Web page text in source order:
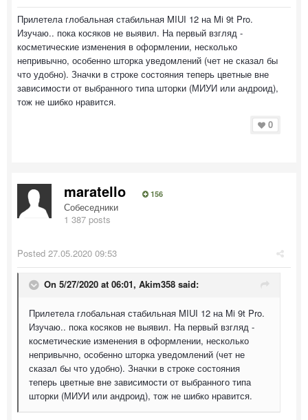
Прилетела глобальная стабильная MIUI 12 на Mi 9t Pro.
Изучаю.. пока косяков не выявил. На первый взгляд -
косметические изменения в оформлении, несколько
непривычно, особенно шторка уведомлений (чет не сказал бы
что удобно). Значки в строке состояния теперь цветные вне
зависимости от выбранного типа шторки (МИУИ или андроид),
тож не шибко нравится.
0
maratello 156
Собеседники
1 387 posts
Posted 27.05.2020 09:53
On 5/27/2020 at 06:01, Akim358 said:
Прилетела глобальная стабильная MIUI 12 на Mi 9t Pro.
Изучаю.. пока косяков не выявил. На первый взгляд -
косметические изменения в оформлении, несколько
непривычно, особенно шторка уведомлений (чет не
сказал бы что удобно). Значки в строке состояния
теперь цветные вне зависимости от выбранного типа
шторки (МИУИ или андроид), тож не шибко нравится.